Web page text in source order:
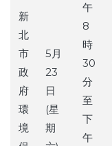
新
北
市
政
府
環
境
5月
23
日
(星
期
午
8
時
30
分
至
下
午